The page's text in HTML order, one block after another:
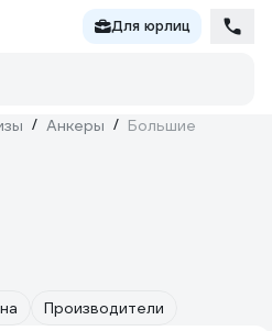
Для юрлиц
/ Анкеры / Большие
Производители